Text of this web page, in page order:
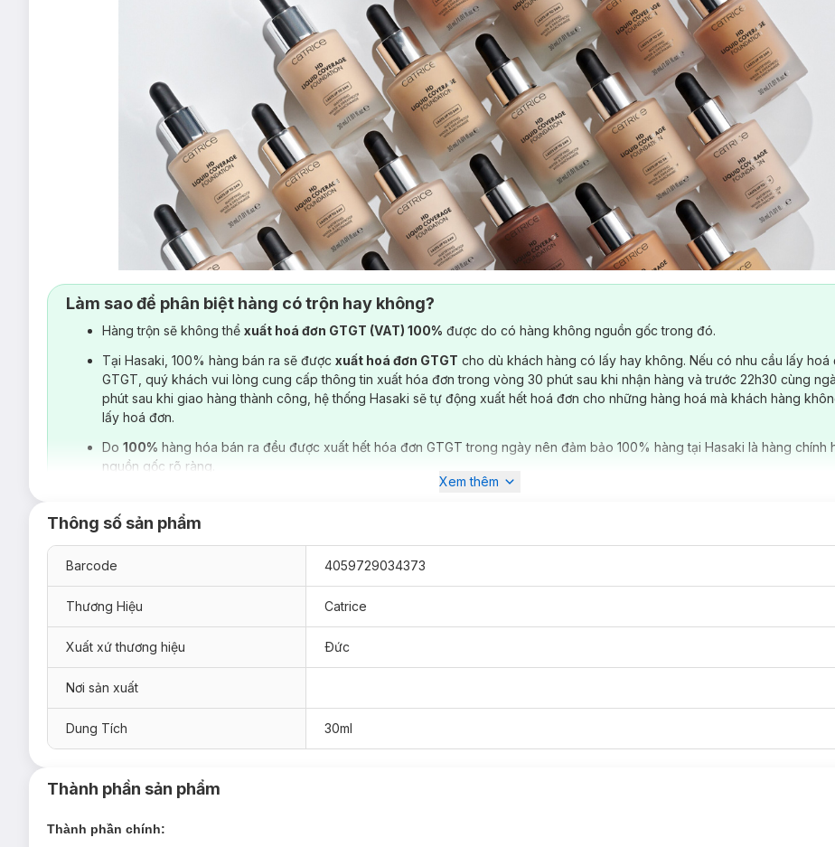
Kem Nền Catrice HD Liquid Coverage Foundation Che Phủ 24h
Màu 010 - Light Beige - Tông Tự Nhiên Trung Tính
Màu 020 - Rose Beige - Tông Hồng Tự Nhiên
Màu 002 - Porcelain Beige - Tông Da Sáng
Màu 008 - Fair Beige - Tông Sáng Vàng Tự Nhiên
Làm sao để phân biệt hàng có trộn hay không?
Hàng trộn sẽ không thể xuất hoá đơn GTGT (VAT) 100% được do có hàng không nguồn gốc trong đó.
Tại Hasaki, 100% hàng bán ra sẽ được xuất hoá đơn GTGT cho dù khách hàng có lấy hay không. Nếu có nhu cầu lấy hoá
GTGT, quý khách vui lòng cung cấp thông tin xuất hóa đơn trong vòng 30 phút sau khi nhận hàng và trước 22h30 cùng
phút sau khi giao hàng thành công, hệ thống Hasaki sẽ tự động xuất hết hoá đơn cho những hàng hoá mà khách hàng
lấy hoá đơn.
Do 100% hàng hóa bán ra đều được xuất hết hóa đơn GTGT trong ngày nên đảm bảo 100% hàng tại Hasaki là hàng chính
nguồn gốc rõ ràng.
Xem thêm
Thông số sản phẩm
Barcode 4059729034373
Thương Hiệu Catrice
Xuất xứ thương hiệu Ðức
Nơi sản xuất
Dung Tích 30ml
Thành phần sản phẩm
Thành phần chính: